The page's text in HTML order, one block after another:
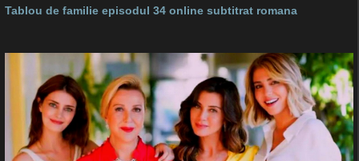
Tablou de familie episodul 34 online subtitrat romana